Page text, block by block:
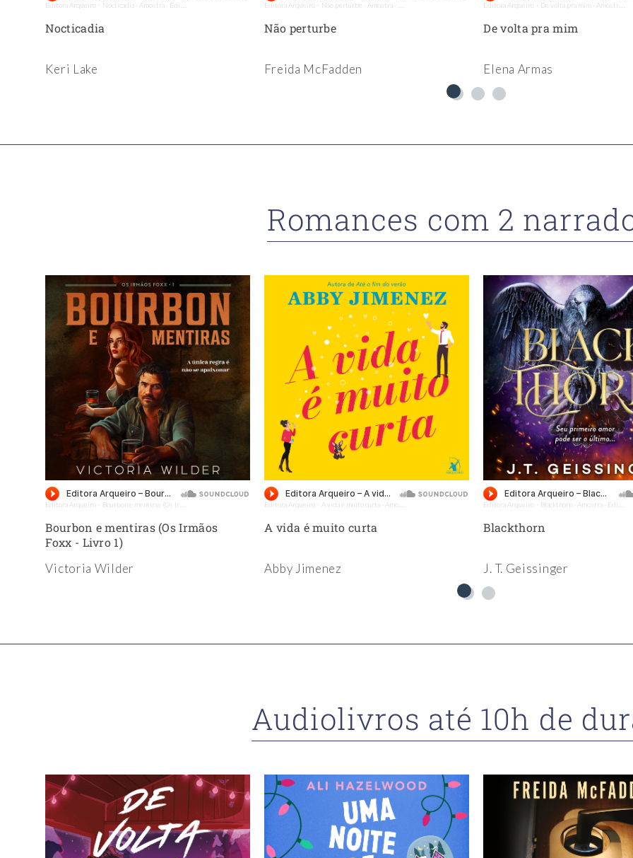
Editora Arqueiro · Nocticadia - Amostra - Editora Arqueiro (Audiolivro)
Nocticadia
Keri Lake
Editora Arqueiro · Não perturbe - Amostra - Editora Arqueiro (Audiolivro)
Não perturbe
Freida McFadden
Editora Arqueiro · De volta pra mim - Amostra - Editora Arqueiro (Audiolivro)
De volta pra mim
Elena Armas
Romances com 2
Editora Arqueiro · Bourbon e mentiras (Os Irmãos Foxx - Livro 1) - Amostra - Editora Arqueiro (Audiolivro)
Bourbon e mentiras (Os Irmãos
Foxx - Livro 1)
Victoria Wilder
Editora Arqueiro · A vida é muito curta - Amostra - Editora Arqueiro (Audiolivro)
A vida é muito curta
Abby Jimenez
Editora Arqueiro · Blackthorn - Amostra - Editora Arqueiro (Audiolivro)
Blackthorn
J. T. Geissinger
Audiolivros até 10h de